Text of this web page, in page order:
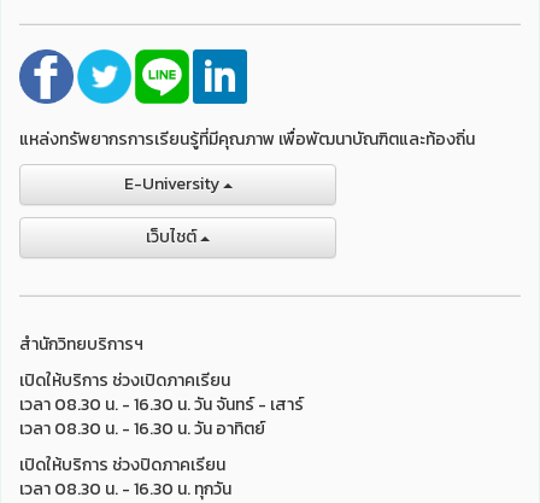
แหล่งทรัพยากรการเรียนรู้ที่มีคุณภาพ เพื่อพัฒนาบัณฑิตและท้องถิ่น
E-University
เว็บไชต์
สำนักวิทยบริการฯ
เปิดให้บริการ ช่วงเปิดภาคเรียน
เวลา 08.30 น. - 16.30 น. วัน จันทร์ - เสาร์
เวลา 08.30 น. - 16.30 น. วัน อาทิตย์
เปิดให้บริการ ช่วงปิดภาคเรียน
เวลา 08.30 น. - 16.30 น. ทุกวัน